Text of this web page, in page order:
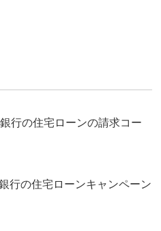
行の住宅ローンの請求コー
行の住宅ローンキャンペーン